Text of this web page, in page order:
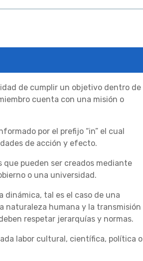
de cumplir un objetivo dentro de
cuenta con una misión o
por el prefijo “in” el cual
de acción y efecto.
pueden ser creados mediante
o una universidad.
dinámica, tal es el caso de una
naturaleza humana y la transmisión
respetar jerarquías y normas.
labor cultural, científica, política o